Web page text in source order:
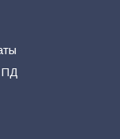
ПД